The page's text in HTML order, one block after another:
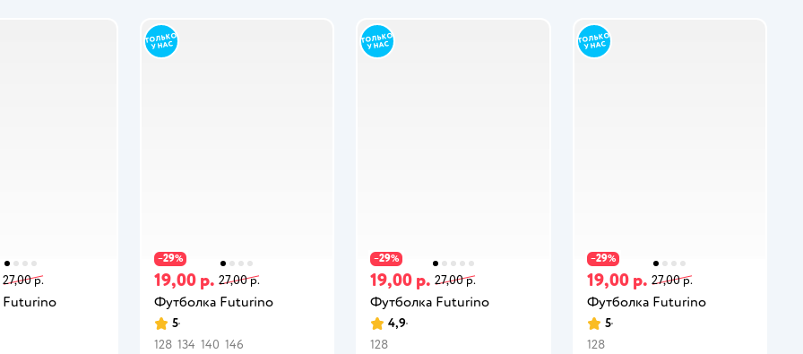
27,00 р.
Futurino
−29%
19,00 р. 27,00 р.
Футболка Futurino
5
128 134 140 146
−29%
19,00 р. 27,00 р.
Футболка Futurino
4,9
128
−29%
19,00 р. 27,00 р.
Футболка Futurino
5
128